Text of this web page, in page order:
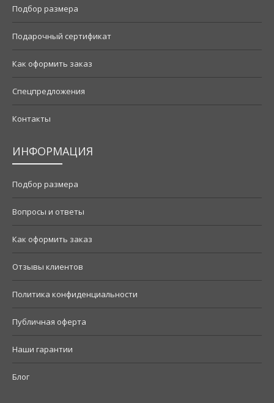
Подбор размера
Подарочный сертификат
Как оформить заказ
Спецпредложения
Контакты
ИНФОРМАЦИЯ
Подбор размера
Вопросы и ответы
Как оформить заказ
Отзывы клиентов
Политика конфиденциальности
Публичная оферта
Наши гарантии
Блог